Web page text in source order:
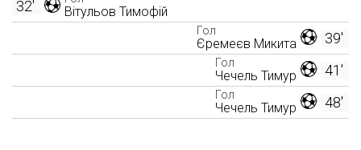
Вітульов Тимофій
32'
39'
Гол
Єремеєв Микита
41'
Гол
Чечель Тимур
48'
Гол
Чечель Тимур